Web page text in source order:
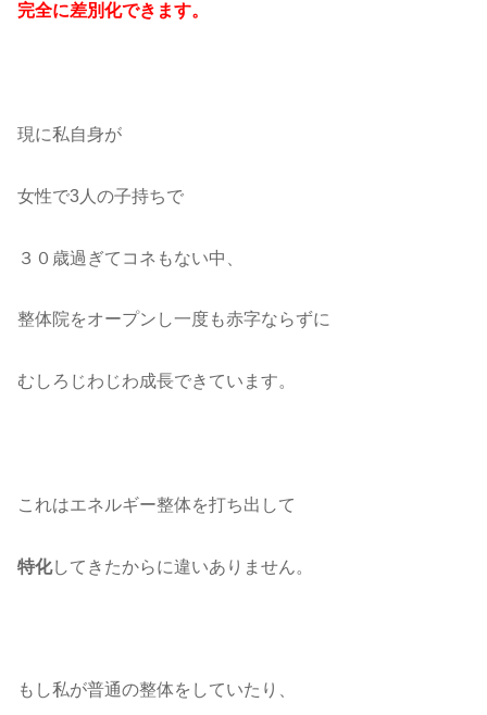
完全に差別化できます。
現に私自身が
女性で3人の子持ちで
３０歳過ぎてコネもない中、
整体院をオープンし一度も赤字ならずに
むしろじわじわ成長できています。
これはエネルギー整体を打ち出して
特化してきたからに違いありません。
もし私が普通の整体をしていたり、